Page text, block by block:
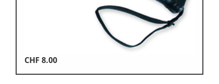
CHF 8.00